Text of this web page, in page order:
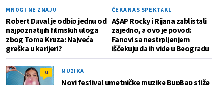
MNOGI NE ZNAJU
Robert Duval je odbio jednu od
najpoznatijih filmskih uloga
zbog Toma Kruza: Najveća
greška u karijeri?
ČEKA NAS SPEKTAKL
A$AP Rocky i Rijana zablistali
zajedno, a ovo je povod:
Fanovi sa nestrpljenjem
iščekuju da ih vide u Beogradu
0 MUZIKA
Novi festival umetničke muzike BupBap stiže